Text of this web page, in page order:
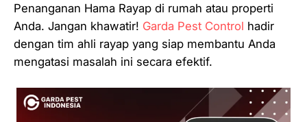
Penanganan Hama Rayap di rumah atau properti
Anda. Jangan khawatir! Garda Pest Control hadir
dengan tim ahli rayap yang siap membantu Anda
mengatasi masalah ini secara efektif.